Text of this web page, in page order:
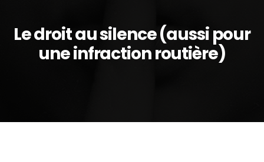
Le droit au silence (aussi pour
une infraction routière)